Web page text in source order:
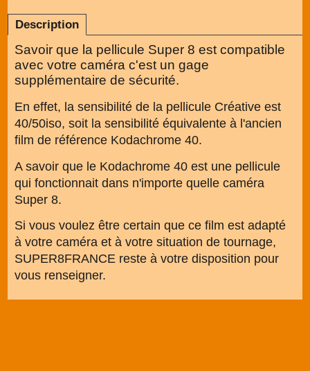
Description
Savoir que la pellicule Super 8 est compatible
avec votre caméra c'est un gage
supplémentaire de sécurité.
En effet, la sensibilité de la pellicule Créative est
40/50iso, soit la sensibilité équivalente à l'ancien
film de référence Kodachrome 40.
A savoir que le Kodachrome 40 est une pellicule
qui fonctionnait dans n'importe quelle caméra
Super 8.
Si vous voulez être certain que ce film est adapté
à votre caméra et à votre situation de tournage,
SUPER8FRANCE reste à votre disposition pour
vous renseigner.